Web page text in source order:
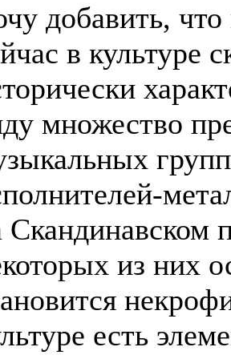
добавить, что
в культуре
множество
Скандинавском
из них
есть